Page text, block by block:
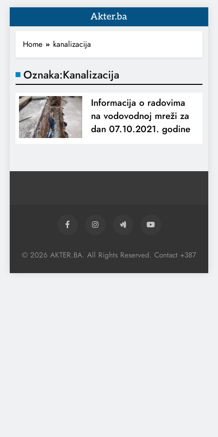
Akter.ba
Home kanalizacija
Oznaka:Kanalizacija
Informacija o radovima
na vodovodnoj mreži za
dan 07.10.2021. godine
© 2026 AKTER.BA. All Rights Reserved. Contact +387